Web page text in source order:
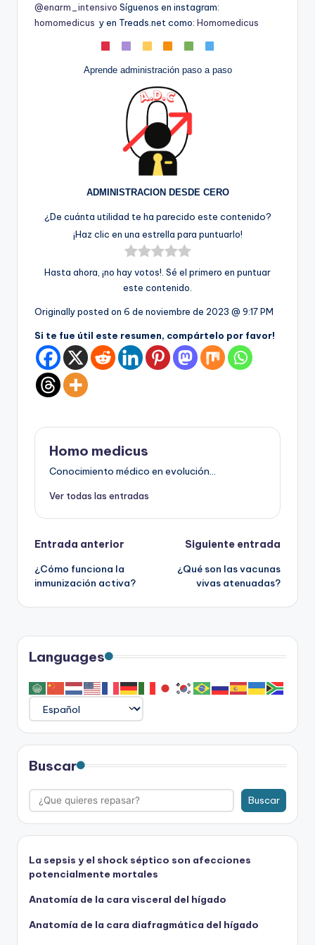
@enarm_intensivo Síguenos en instagram:
homomedicus y en Treads.net como: Homomedicus
Aprende administración paso a paso
ADMINISTRACION DESDE CERO
¿De cuánta utilidad te ha parecido este contenido?
¡Haz clic en una estrella para puntuarlo!
Hasta ahora, ¡no hay votos!. Sé el primero en puntuar
este contenido.
Originally posted on 6 de noviembre de 2023 @ 9:17 PM
Si te fue útil este resumen, compártelo por favor!
Homo medicus
Conocimiento médico en evolución...
Ver todas las entradas
Navegación
de
entradas
Entrada anterior
¿Cómo funciona la
inmunización activa?
Siguiente entrada
¿Qué son las vacunas
vivas atenuadas?
Languages
Buscar
Buscar
La sepsis y el shock séptico son afecciones
potencialmente mortales
Anatomía de la cara visceral del hígado
Anatomía de la cara diafragmática del hígado